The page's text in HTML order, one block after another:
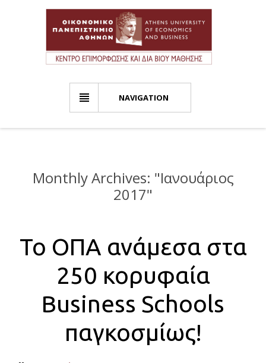
NAVIGATION
Monthly Archives: "Ιανουάριος
2017"
Το ΟΠΑ ανάμεσα στα
250 κορυφαία
Business Schools
παγκοσμίως!